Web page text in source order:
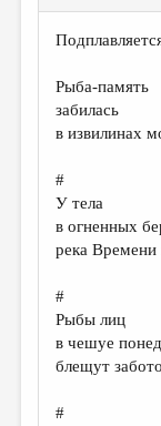
ЛИТСАЛОН
НОВОСТИ
ПРАВИЛА САЙТА
ОТДЕЛЫ И РУБРИКИ
ИЗБРАННОЕ
ДАЙДЖЕСТ
ПРОИЗВЕДЕНИЯ
ПЕРЕВОДЫ
КОНКУРСЫ
ДЕТСКАЯ
КНИЖНАЯ
Рыба-память
забилась
в извилинах
#
У тела
в огненных
река Времени
#
Рыбы лиц
в чешуе
блещут
#